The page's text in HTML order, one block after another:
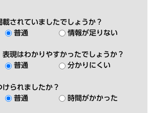
されていましたでしょうか？
普通 情報が足りない
現はわかりやすかったでしょうか？
普通 分かりにくい
られましたか？
普通 時間がかかった